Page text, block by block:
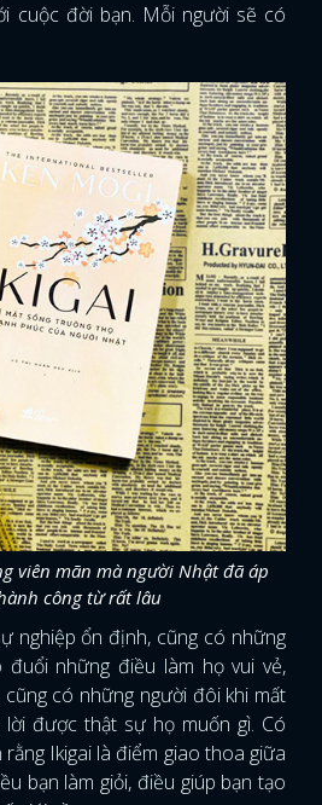
cuộc đời bạn. Mỗi người sẽ có
viên mãn mà người Nhật đã áp
công từ rất lâu
nghiệp ổn định, cũng có những
những điều làm họ vui vẻ,
cũng có những người đôi khi mất
được thật sự họ muốn gì. Có
Ikigai là điểm giao thoa giữa
bạn làm giỏi, điều giúp bạn tạo